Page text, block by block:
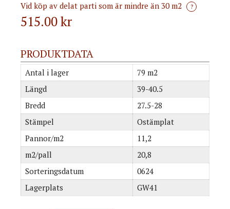
Vid köp av delat parti som är mindre än 30 m2 ?
515.00kr
PRODUKTDATA
Antal i lager
79 m2
Längd
39-40.5
Bredd
27.5-28
Stämpel
Ostämplat
Pannor/m2
11,2
m2/pall
20,8
Sorteringsdatum
0624
Lagerplats
GW41